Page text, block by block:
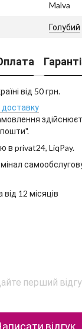
Malva
Голубий
від 50 грн.
доставку
пошти".
в privat24, LiqPay.
від 12 місяців
перший
відгук